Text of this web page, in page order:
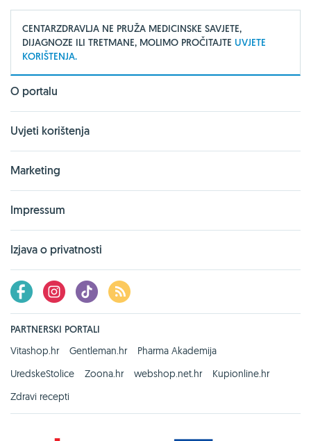
CENTARZDRAVLJA NE PRUŽA MEDICINSKE SAVJETE,
DIJAGNOZE ILI TRETMANE, MOLIMO PROČITAJTE UVJETE
KORIŠTENJA.
O portalu
Uvjeti korištenja
Marketing
Impressum
Izjava o privatnosti
PARTNERSKI PORTALI
Vitashop.hr
Gentleman.hr
Pharma Akademija
UredskeStolice
Zoona.hr webshop.net.hr
Kupionline.hr
Zdravi recepti